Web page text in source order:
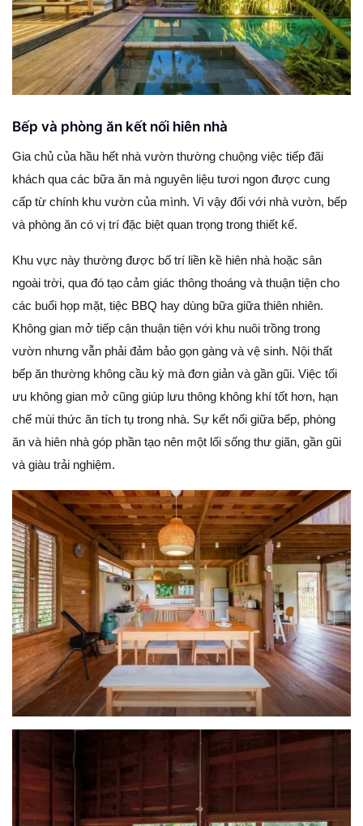
Bếp và phòng ăn kết nối hiên nhà
Gia chủ của hầu hết nhà vườn thường chuộng việc tiếp đãi
khách qua các bữa ăn mà nguyên liệu tươi ngon được cung
cấp từ chính khu vườn của mình. Vì vậy đối với nhà vườn, bếp
và phòng ăn có vị trí đặc biệt quan trọng trong thiết kế.
Khu vực này thường được bố trí liền kề hiên nhà hoặc sân
ngoài trời, qua đó tạo cảm giác thông thoáng và thuận tiện cho
các buổi họp mặt, tiệc BBQ hay dùng bữa giữa thiên nhiên.
Không gian mở tiếp cận thuận tiện với khu nuôi trồng trong
vườn nhưng vẫn phải đảm bảo gọn gàng và vệ sinh. Nội thất
bếp ăn thường không cầu kỳ mà đơn giản và gần gũi. Việc tối
ưu không gian mở cũng giúp lưu thông không khí tốt hơn, hạn
chế mùi thức ăn tích tụ trong nhà. Sự kết nối giữa bếp, phòng
ăn và hiên nhà góp phần tạo nên một lối sống thư giãn, gần gũi
và giàu trải nghiệm.